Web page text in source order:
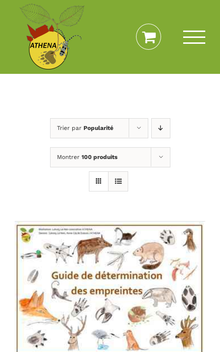
Passer
contenu
Trier par Popularité
Montrer 100 produits